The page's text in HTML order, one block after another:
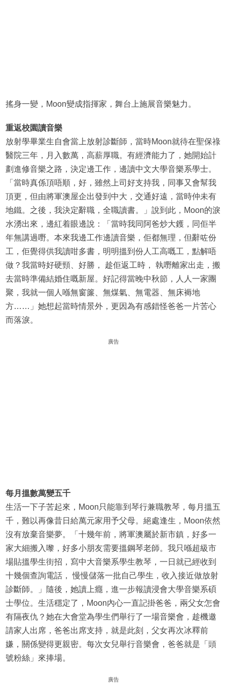
搖身一變，Moon變成指揮家，舞台上施展音樂魅力。
重返校園讀音樂
放射學畢業生自會當上放射診斷師，當時Moon就待在聖保祿
醫院三年，月入數萬，高薪厚職。有經濟能力了，她開始計
劃進修音樂之路，決定邊工作，邊讀中文大學音樂系學士。
「當時真係頂唔順，好，雖然上司好支持我，同事又會幫我
頂更，但由將軍澳屋企出發到中大，交通好遠，當時仲未有
地鐵。之後，我決定辭職，全職讀書。」說到此，Moon的淚
水湧出來，邊紅着眼邊說：「當時我同阿爸炒大鑊，同佢半
年無講過嘢。本來我邊工作邊讀音樂，佢都無理，但辭咗份
工，佢覺得供我讀咁多書，明明搵到份人工高嘅工，點解唔
做？我當時好硬頸、好勝， 趁佢返工時， 執嘢離家出走，搬
去當時準備結婚住嘅新屋。好記得當晚中秋節，人人一家團
聚，我就一個人喺無窗簾、無煤氣、無電器、無床褥地
方……」她想起當時情景外，更因為有感錯怪爸爸一片苦心
而落淚。
廣告
每月搵數萬變五千
生活一下子苦起來，Moon只能靠到琴行兼職教琴，每月搵五
千，難以再像昔日給萬元家用予父母。絕處逢生，Moon依然
沒有放棄音樂夢。「十幾年前，將軍澳屬於新市鎮，好多一
家大細搬入嚟，好多小朋友需要搵鋼琴老師。我只喺超級市
場貼搵學生街招，寫中大音樂系學生教琴，一日就已經收到
十幾個查詢電話， 慢慢儲落一批自己學生，收入接近做放射
診斷師。」隨後，她讀上癮，進一步報讀浸會大學音樂系碩
士學位。生活穩定了，Moon內心一直記掛爸爸，兩父女怎會
有隔夜仇？她在大會堂為學生們舉行了一場音樂會，趁機邀
請家人出席，爸爸出席支持，就是此刻，父女再次冰釋前
嫌，關係變得更親密。每次女兒舉行音樂會，爸爸就是「頭
號粉絲」來捧場。
廣告